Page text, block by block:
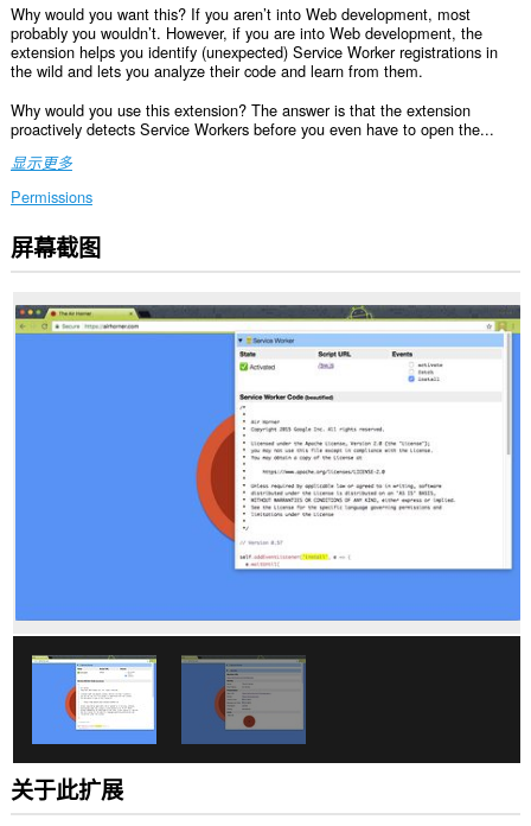
Why would you want this? If you aren’t into Web development, most
probably you wouldn’t. However, if you are into Web development, the
extension helps you identify (unexpected) Service Worker registrations in
the wild and lets you analyze their code and learn from them.
Why would you use this extension? The answer is that the extension
proactively detects Service Workers before you even have to open the...
显示更多
Permissions
此
扩
可
访
屏幕截图
关于此扩展